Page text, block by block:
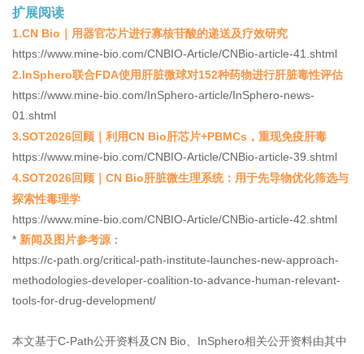
扩展阅读
1.CN Bio｜用器官芯片进行寡核苷酸的递送及疗效研究
https://www.mine-bio.com/CNBIO-Article/CNBio-article-41.shtml
2.InSphero联合FDA使用肝脏微球对152种药物进行肝脏毒性评估
https://www.mine-bio.com/InSphero-article/InSphero-news-
01.shtml
3.SOT2026回顾｜利用CN Bio肝芯片+PBMCs，重现免疫肝毒
https://www.mine-bio.com/CNBIO-Article/CNBio-article-39.shtml
4.SOT2026回顾｜CN Bio肝脏微生理系统：用于先导物优化筛选与
探索性毒理学
https://www.mine-bio.com/CNBIO-Article/CNBio-article-42.shtml
* 新闻及图片参考源：
https://c-path.org/critical-path-institute-launches-new-approach-
methodologies-developer-coalition-to-advance-human-relevant-
tools-for-drug-development/
本文基于C-Path公开资料及CN Bio、InSphero相关公开资料由其中